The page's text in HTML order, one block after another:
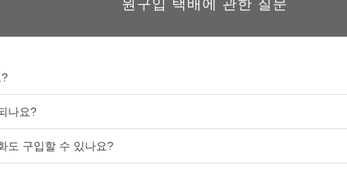
원구입 택배에 관한 질문
나요?
도 구입할 수 있나요?